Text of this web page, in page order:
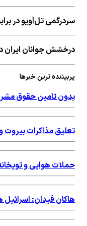
سردرگمی تل‌آویو در
درخشش جوانان ایران
پربیننده ترین خبرها
بدون تامین حقوق
تعلیق مذاکرات بیروت
حملات هوایی و
هاکان فیدان: